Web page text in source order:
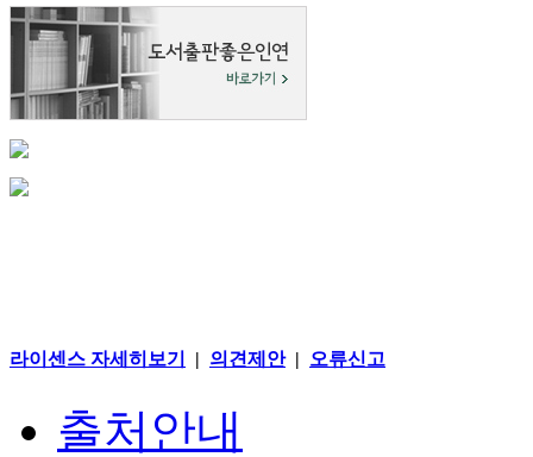
라이센스 자세히보기 | 의견제안| 오류신고
출처안내